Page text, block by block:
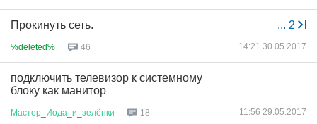
... 2
Прокинуть сеть.
%deleted% 46 14:21 30.05.2017
подключить телевизор к системному
блоку как манитор
Мастер Йода и зелёнки 18 11:56 29.05.2017